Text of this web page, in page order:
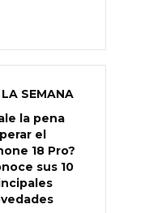
SEMANA
la pena
el
18 Pro?
sus 10